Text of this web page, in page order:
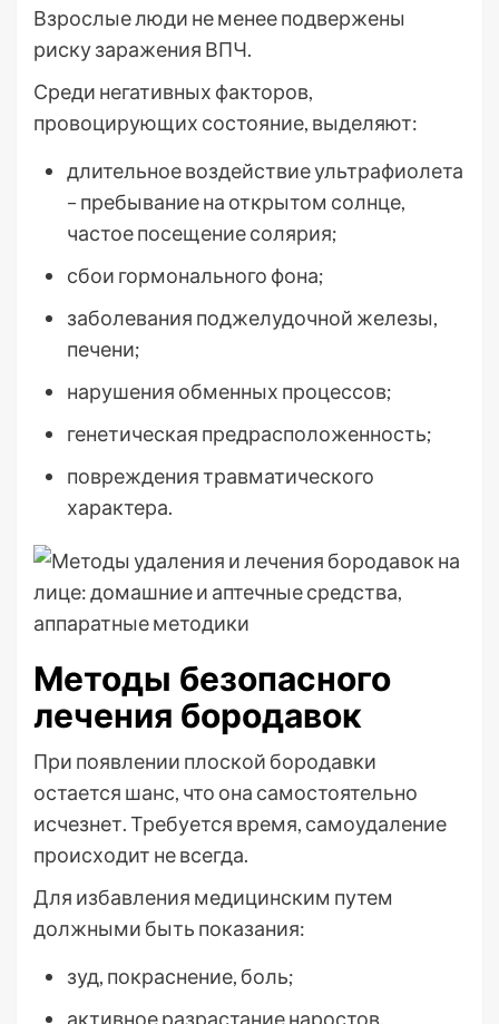
Взрослые люди не менее подвержены
риску заражения ВПЧ.
Среди негативных факторов,
провоцирующих состояние, выделяют:
длительное воздействие ультрафиолета
– пребывание на открытом солнце,
частое посещение солярия;
сбои гормонального фона;
заболевания поджелудочной железы,
печени;
нарушения обменных процессов;
генетическая предрасположенность;
повреждения травматического
характера.
Методы безопасного
лечения бородавок
При появлении плоской бородавки
остается шанс, что она самостоятельно
исчезнет. Требуется время, самоудаление
происходит не всегда.
Для избавления медицинским путем
должными быть показания:
зуд, покраснение, боль;
активное разрастание наростов.